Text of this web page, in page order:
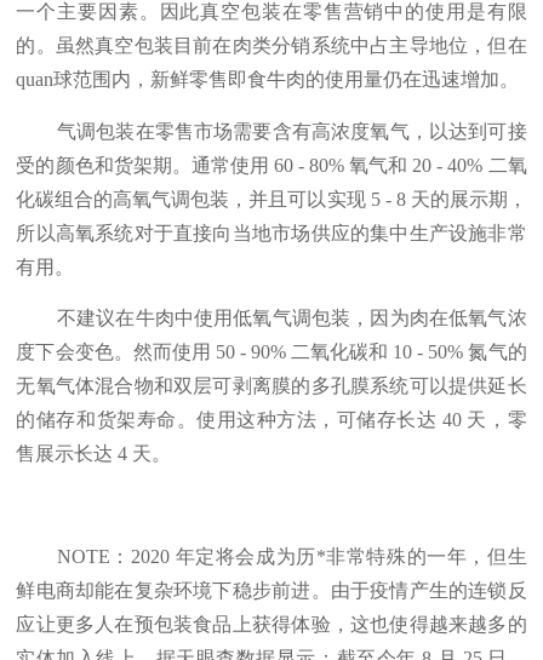
一个主要因素。因此真空包装在零售营销中的使用是有限
的。虽然真空包装目前在肉类分销系统中占主导地位，但在
quan球范围内，新鲜零售即食牛肉的使用量仍在迅速增加。
气调包装在零售市场需要含有高浓度氧气，以达到可接
受的颜色和货架期。通常使用 60 - 80% 氧气和 20 - 40% 二氧
化碳组合的高氧气调包装，并且可以实现 5 - 8 天的展示期，
所以高氧系统对于直接向当地市场供应的集中生产设施非常
有用。
不建议在牛肉中使用低氧气调包装，因为肉在低氧气浓
度下会变色。然而使用 50 - 90% 二氧化碳和 10 - 50% 氮气的
无氧气体混合物和双层可剥离膜的多孔膜系统可以提供延长
的储存和货架寿命。使用这种方法，可储存长达 40 天，零
售展示长达 4 天。
NOTE：2020 年定将会成为历*非常特殊的一年，但生
鲜电商却能在复杂环境下稳步前进。由于疫情产生的连锁反
应让更多人在预包装食品上获得体验，这也使得越来越多的